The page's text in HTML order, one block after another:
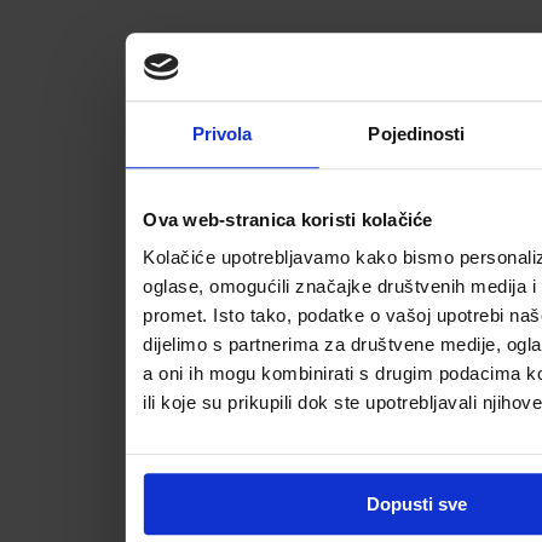
Privola Pojedinosti
Ova web-stranica koristi kolačiće
Kolačiće upotrebljavamo kako bismo
oglase, omogućili značajke društvenih medija i
promet. Isto tako, podatke o vašoj upotrebi
dijelimo s partnerima za društvene medije,
a oni ih mogu kombinirati s drugim podacima
ili koje su prikupili dok ste upotrebljavali
Dopusti sve